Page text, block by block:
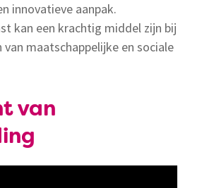
innovatieve aanpak.
kan een krachtig middel zijn bij
van maatschappelijke en sociale
van